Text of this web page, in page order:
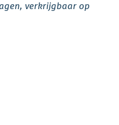
verkrijgbaar op